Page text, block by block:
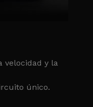
velocidad y la
único.